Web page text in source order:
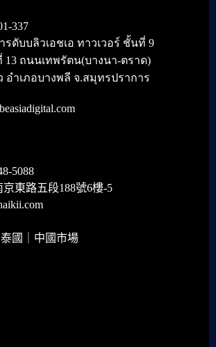
337
รดับบลิวเอชเอ ทาวเวอร์ ชั้นที่ 9
13 ถนนเทพรัตน(บางนา-ตราด)
อำเภอบางพลี จ.สมุทรปราการ
5088
京東路五段188號6樓-5
國｜中國市場